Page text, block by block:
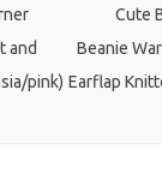
and
pink)
Cute
Beanie
Earflap